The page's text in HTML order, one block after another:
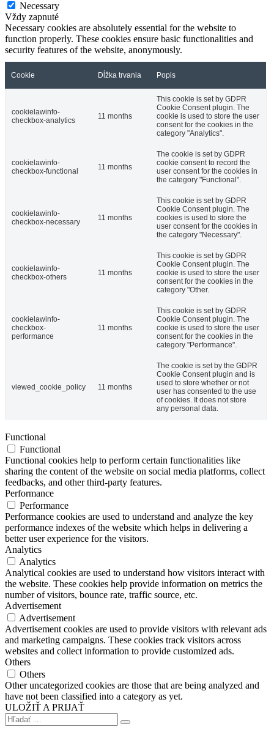
Necessary
Vždy zapnuté
Necessary cookies are absolutely essential for the website to
function properly. These cookies ensure basic functionalities and
security features of the website, anonymously.
Cookie Dĺžka trvania Popis
cookielawinfo-
checkbox-analytics
11 months
This cookie is set by GDPR
Cookie Consent plugin. The
cookie is used to store the user
consent for the cookies in the
category "Analytics".
cookielawinfo-
checkbox-functional
11 months
The cookie is set by GDPR
cookie consent to record the
user consent for the cookies in
the category "Functional".
cookielawinfo-
checkbox-necessary
11 months
This cookie is set by GDPR
Cookie Consent plugin. The
cookies is used to store the
user consent for the cookies in
the category "Necessary".
cookielawinfo-
checkbox-others
11 months
This cookie is set by GDPR
Cookie Consent plugin. The
cookie is used to store the user
consent for the cookies in the
category "Other.
cookielawinfo-
checkbox-
performance
11 months
This cookie is set by GDPR
Cookie Consent plugin. The
cookie is used to store the user
consent for the cookies in the
category "Performance".
viewed_cookie_policy 11 months
The cookie is set by the GDPR
Cookie Consent plugin and is
used to store whether or not
user has consented to the use
of cookies. It does not store
any personal data.
Functional
Functional
Functional cookies help to perform certain functionalities like
sharing the content of the website on social media platforms, collect
feedbacks, and other third-party features.
Performance
Performance
Performance cookies are used to understand and analyze the key
performance indexes of the website which helps in delivering a
better user experience for the visitors.
Analytics
Analytics
Analytical cookies are used to understand how visitors interact with
the website. These cookies help provide information on metrics the
number of visitors, bounce rate, traffic source, etc.
Advertisement
Advertisement
Advertisement cookies are used to provide visitors with relevant ads
and marketing campaigns. These cookies track visitors across
websites and collect information to provide customized ads.
Others
Others
Other uncategorized cookies are those that are being analyzed and
have not been classified into a category as yet.
ULOŽIŤ A PRIJAŤ